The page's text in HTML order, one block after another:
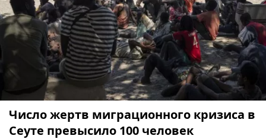
Число жертв миграционного кризиса в
Сеуте превысило 100 человек